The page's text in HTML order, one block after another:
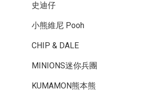
史迪仔
小熊維尼 Pooh
CHIP & DALE
MINIONS迷你兵團
KUMAMON熊本熊